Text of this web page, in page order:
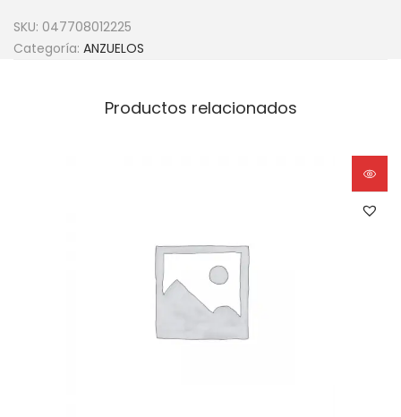
SKU: 047708012225
Categoría: ANZUELOS
Productos relacionados